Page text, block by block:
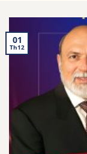
01
Th12